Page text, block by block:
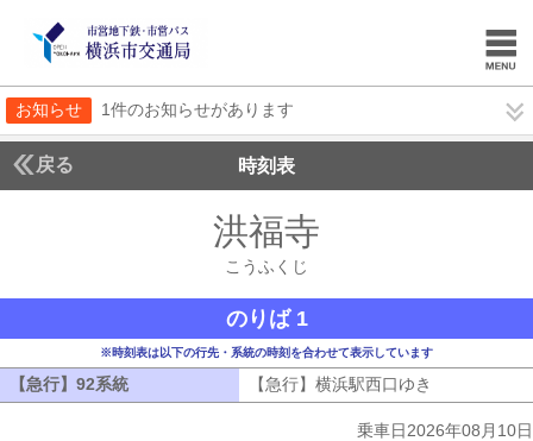
お知らせ 1件のお知らせがあります
戻る 時刻表
洪福寺
こうふくじ
のりば 1
※時刻表は以下の行先・系統の時刻を合わせて表示しています
【急行】92系統 【急行】横浜駅西口ゆき
乗車日2026年08月10日